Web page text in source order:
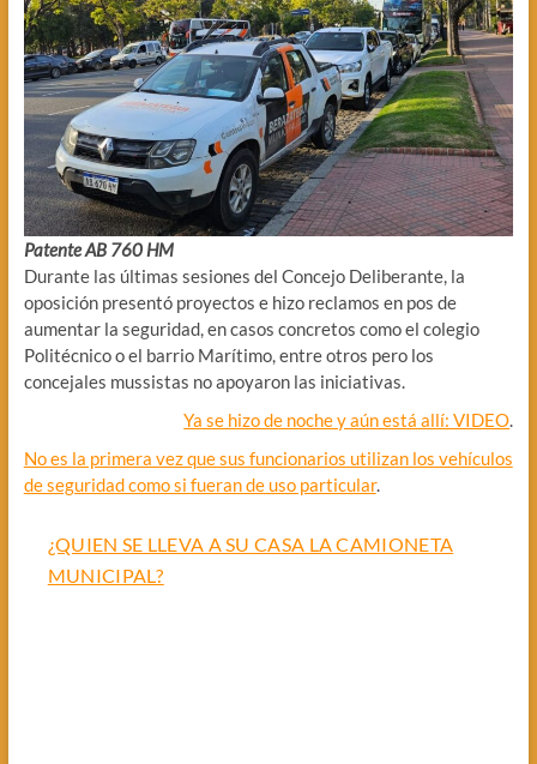
Patente AB 760 HM
Durante las últimas sesiones del Concejo Deliberante, la
oposición presentó proyectos e hizo reclamos en pos de
aumentar la seguridad, en casos concretos como el colegio
Politécnico o el barrio Marítimo, entre otros pero los
concejales mussistas no apoyaron las iniciativas.
Ya se hizo de noche y aún está allí: VIDEO.
No es la primera vez que sus funcionarios utilizan los vehículos
de seguridad como si fueran de uso particular.
¿QUIEN SE LLEVA A SU CASA LA CAMIONETA
MUNICIPAL?